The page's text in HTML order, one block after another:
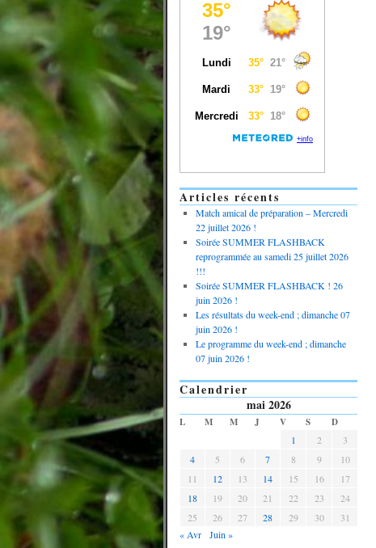
Articles récents
Match amical de préparation – Mercredi
22 juillet 2026 !
Soirée SUMMER FLASHBACK
reprogrammée au samedi 25 juillet 2026
!!!
Soirée SUMMER FLASHBACK ! 26
juin 2026 !
Les résultats du week-end ; dimanche 07
juin 2026 !
Le programme du week-end ; dimanche
07 juin 2026 !
Calendrier
mai 2026
L M M J V S
D
1
2
3
4
5 6 7 8 9
10
11
12 13 14 15 16
17
18
19 20 21 22 23
24
25
26 27 28 29 30
31
« Avr
Juin »